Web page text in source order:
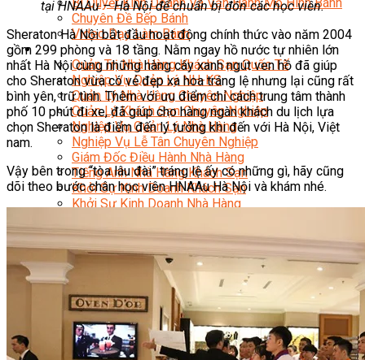
Chuyên Đề Bếp Bánh
Video Dạy Làm Bánh
Quản Trị NHKS
Quản Trị Nhà Hàng Khách Sạn Quốc Tế
Nghiệp Vụ Quản Lý NH-KS
Quản Lý Nhà Hàng Chuyên Nghiệp
Quản Lý Khách Sạn Chuyên Nghiệp
Nghiệp Vụ Quản Lý Nhà Hàng
Nghiệp Vụ Lễ Tân Chuyên Nghiệp
Giám Đốc Điều Hành Nhà Hàng
Tiếng Anh Nhà Hàng Khách Sạn
Khởi Sự Kinh Doanh Khách Sạn
Khởi Sự Kinh Doanh Nhà Hàng
AirBnB
Kiến Thức & Kỹ Năng Ngành NH – KS
Marketing
Digital Marketing
Giám Đốc Digital Marketing
Chuyên Viên Social Media
Tiktok Marketing – Tiktok Ads
Thương Mại Điện Tử – Kinh Doanh Thực
tại HNAAu – Hà Nội để chuẩn bị đón các học viên.
Sheraton Hà Nội bắt đầu hoạt động chính thức vào năm 2004
gồm 299 phòng và 18 tầng. Nằm ngay hồ nước tự nhiên lớn
nhất Hà Nội cùng những hàng cây xanh ngút ven hồ đã giúp
cho Sheraton vừa có vẻ đẹp xa hoa tráng lệ nhưng lại cũng rất
bình yên, trữ tình. Thêm với ưu điểm chỉ cách trung tâm thành
phố 10 phút đi xe, đã giúp cho hàng ngàn khách du lịch lựa
chọn Sheraton là điểm đến lý tưởng khi đến với Hà Nội, Việt
nam.
Vậy bên trong “tòa lâu đài” tráng lệ ấy có những gì, hãy cũng
dõi theo bước chân học viên HNAAu Hà Nội và khám nhé.